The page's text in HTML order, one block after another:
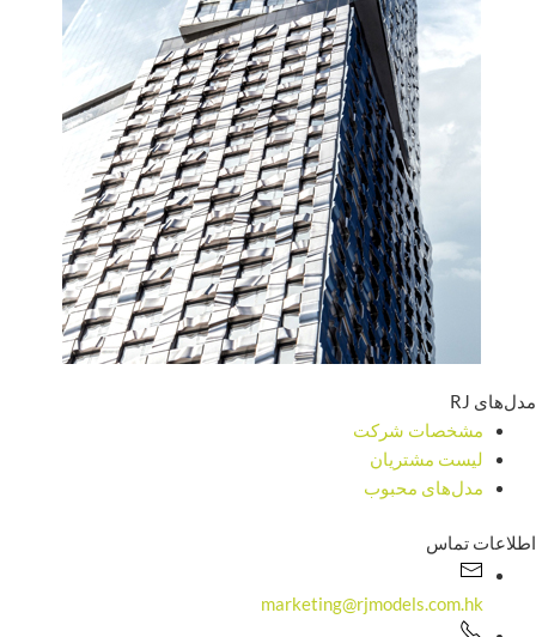
مدل‌های RJ
مشخصات شرکت
لیست مشتریان
مدل‌های محبوب
اطلاعات تماس
marketing@rjmodels.com.hk